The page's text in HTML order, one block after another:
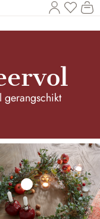
U
gerangschikt